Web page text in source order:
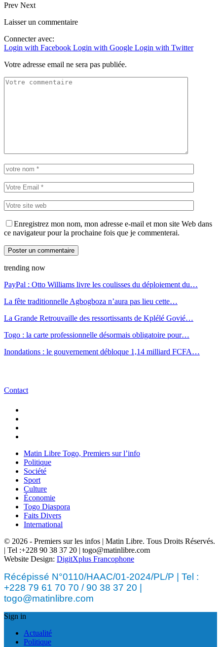
Prev Next
Laisser un commentaire
Connecter avec:
Login with Facebook Login with Google Login with Twitter
Votre adresse email ne sera pas publiée.
Enregistrez mon nom, mon adresse e-mail et mon site Web dans
ce navigateur pour la prochaine fois que je commenterai.
trending now
PayPal : Otto Williams livre les coulisses du déploiement du…
La fête traditionnelle Agbogboza n’aura pas lieu cette…
La Grande Retrouvaille des ressortissants de Kplélé Govié…
Togo : la carte professionnelle désormais obligatoire pour…
Inondations : le gouvernement débloque 1,14 milliard FCFA…
Contact
Matin Libre Togo, Premiers sur l’info
Politique
Société
Sport
Culture
Économie
Togo Diaspora
Faits Divers
International
© 2026 - Premiers sur les infos | Matin Libre. Tous Droits Réservés.
| Tel :+228 90 38 37 20 | togo@matinlibre.com
Website Design: DigitXplus Francophone
Récépissé N°0110/HAAC/01-2024/PL/P | Tel :
+228 79 61 70 70 / 90 38 37 20 |
togo@matinlibre.com
Sign in
Actualité
Politique